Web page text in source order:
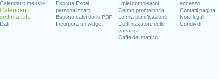
Calendario mensile
Calendario
settimanale
Dati
Esporta Excel
personalizzato
Esporta calendario PDF
Incorpora un widget
I miei compleanni
Centro promemoria
La mia pianificazione
L'ottimizzatore delle
vacanza
Caffè del mattino
accesso
Contatti pagina
Note legali
Condividi